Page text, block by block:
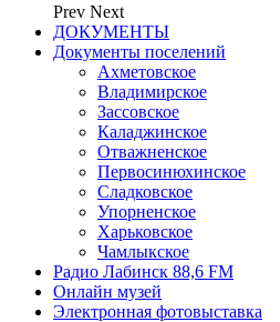
Prev Next
ДОКУМЕНТЫ
Документы поселений
Ахметовское
Владимирское
Зассовское
Каладжинское
Отважненское
Первосинюхинское
Сладковское
Упорненское
Харьковское
Чамлыкское
Радио Лабинск 88,6 FM
Онлайн музей
Электронная фотовыставка